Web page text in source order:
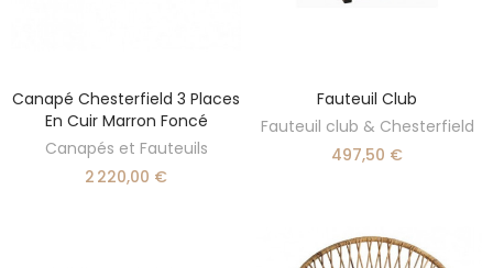
AJOUTER AU PANIER
Canapé Chesterfield 3 Places
En Cuir Marron Foncé
Canapés et Fauteuils
2 220,00 €
AJOUTER AU PANIER
Fauteuil Club
Fauteuil club & Chesterfield
497,50 €